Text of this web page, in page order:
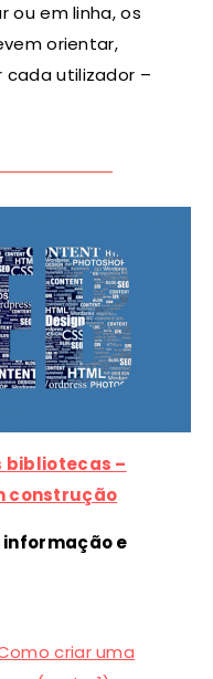
ou em linha, os
orientar,
cada utilizador –
bibliotecas –
construção
e
criar uma